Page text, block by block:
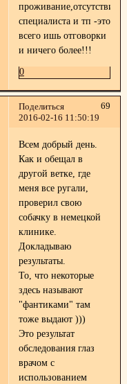
проживание,отсутствие
специалиста и тп -это
всего ишь отговорки
и ничего более!!!
0
Поделиться
69
2016-02-16 11:50:19
Всем добрый день.
Как и обещал в
другой ветке, где
меня все ругали,
проверил свою
собачку в немецкой
клинике.
Докладываю
результаты.
То, что некоторые
здесь называют
"фантиками" там
тоже выдают )))
Это результат
обследования глаз
врачом с
использованием